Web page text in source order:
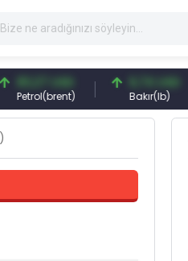
USD 6,74 USD
Bakır(lb)